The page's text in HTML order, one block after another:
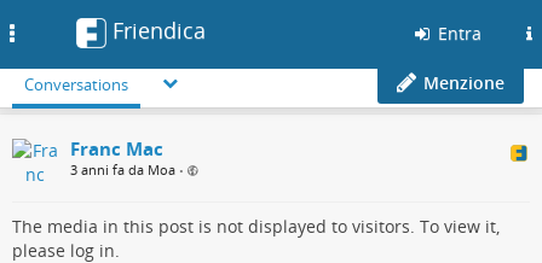
Friendica Entra
Conversations Menzione
Franc Mac
3 anni fa da Moa •
The media in this post is not displayed to visitors. To view it,
please log in.